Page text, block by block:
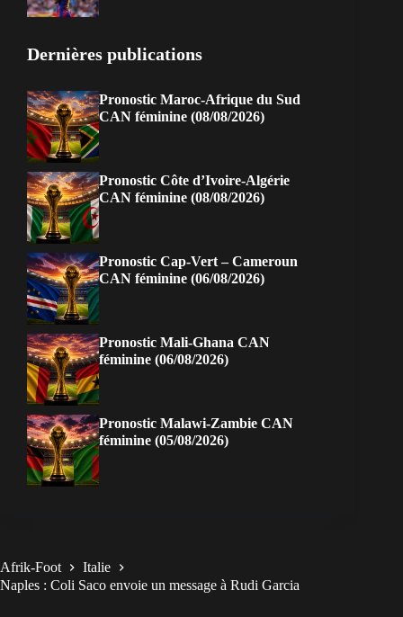
Dernières publications
Pronostic Maroc-Afrique du Sud
CAN féminine (08/08/2026)
Pronostic Côte d’Ivoire-Algérie
CAN féminine (08/08/2026)
Pronostic Cap-Vert – Cameroun
CAN féminine (06/08/2026)
Pronostic Mali-Ghana CAN
féminine (06/08/2026)
Pronostic Malawi-Zambie CAN
féminine (05/08/2026)
Afrik-Foot
Italie
Naples : Coli Saco envoie un message à Rudi Garcia